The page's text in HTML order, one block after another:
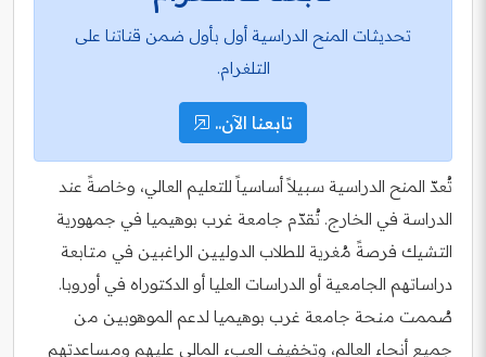
تحديثات المنح الدراسية أول بأول ضمن قناتنا على
التلغرام.
تابعنا الآن..
تُعدّ المنح الدراسية سبيلاً أساسياً للتعليم العالي، وخاصةً عند
الدراسة في الخارج. تُقدّم جامعة غرب بوهيميا في جمهورية
التشيك فرصةً مُغرية للطلاب الدوليين الراغبين في متابعة
دراساتهم الجامعية أو الدراسات العليا أو الدكتوراه في أوروبا.
صُممت منحة جامعة غرب بوهيميا لدعم الموهوبين من
جميع أنحاء العالم، وتخفيف العبء المالي عليهم ومساعدتهم